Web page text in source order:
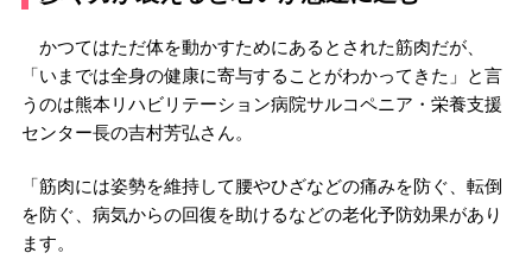
かつてはただ体を動かすためにあるとされた筋肉だが、
「いまでは全身の健康に寄与することがわかってきた」と言
うのは熊本リハビリテーション病院サルコペニア・栄養支援
センター長の吉村芳弘さん。
「筋肉には姿勢を維持して腰やひざなどの痛みを防ぐ、転倒
を防ぐ、病気からの回復を助けるなどの老化予防効果があり
ます。